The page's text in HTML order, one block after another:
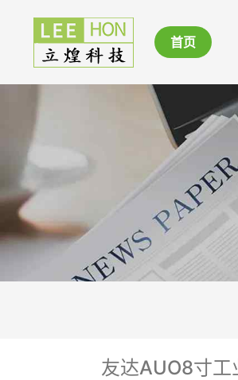
首页
友达AUO8寸